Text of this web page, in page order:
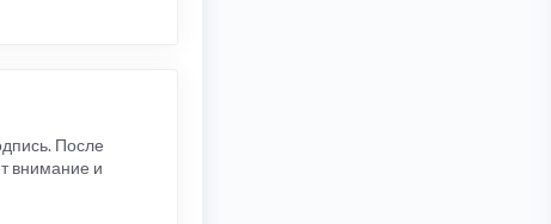
После
внимание и